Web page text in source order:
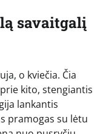
savaitgalį
o kviečia. Čia
kito, stengiantis
lankantis
pramogas su lėtu